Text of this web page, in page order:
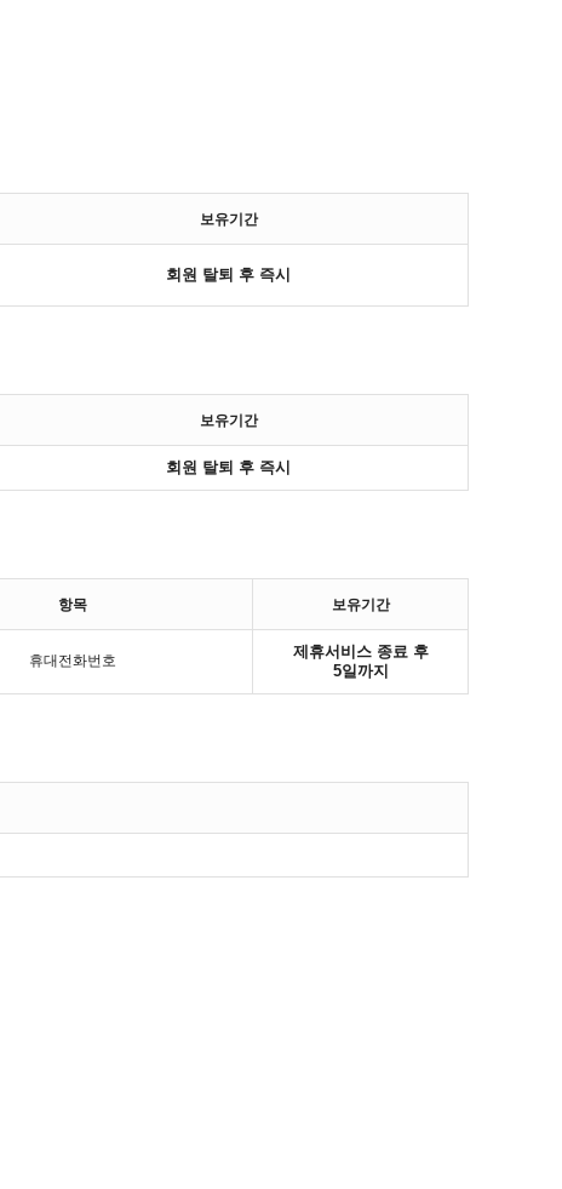
보유기간
회원 탈퇴 후 즉시
보유기간
회원 탈퇴 후 즉시
항목 보유기간
휴대전화번호
제휴서비스 종료 후
5일까지